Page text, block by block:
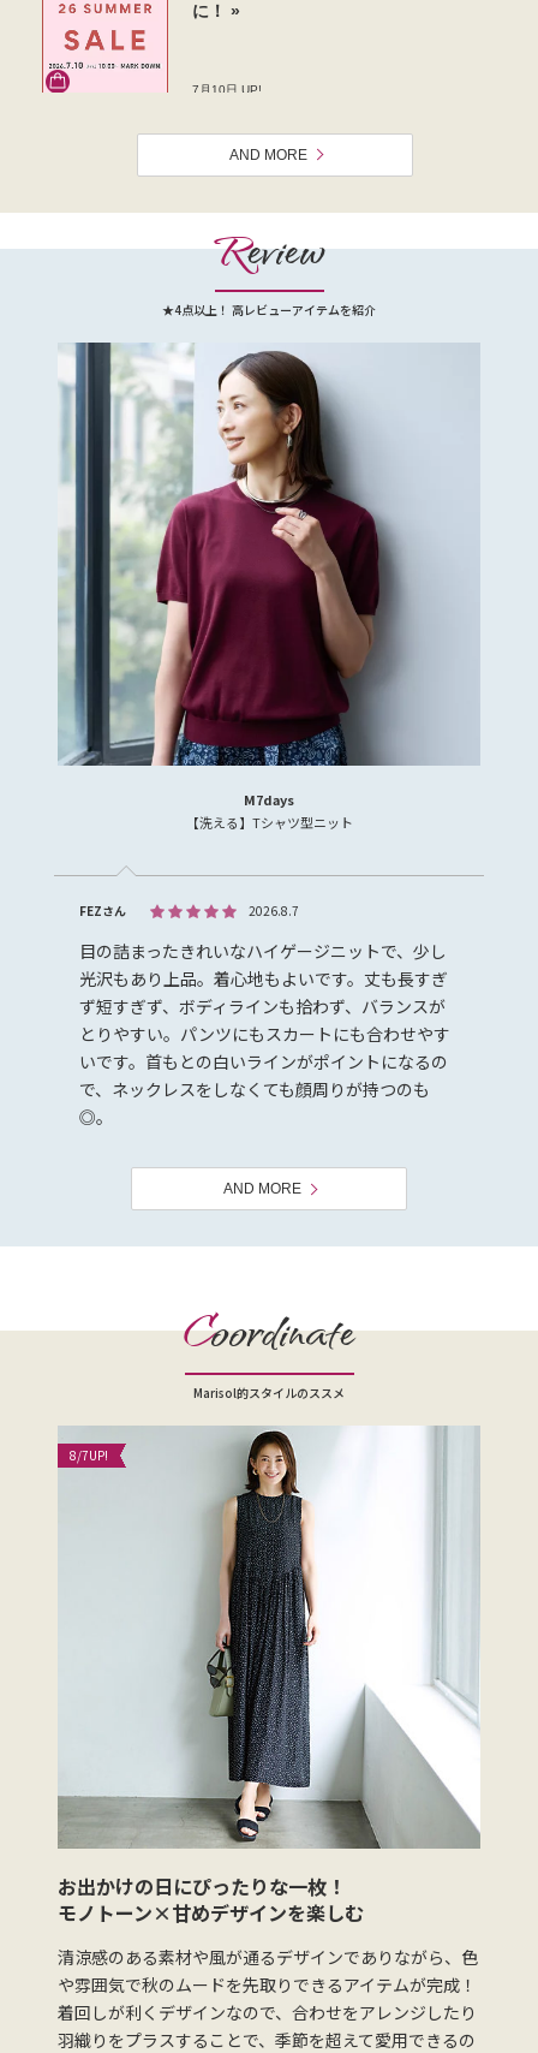
AND MORE
Review
★4点以上！ 高レビューアイテムを紹介
M7days
【洗える】Tシャツ型ニット
FEZさん 2026.8.7
目の詰まったきれいなハイゲージニットで、少し
光沢もあり上品。着心地もよいです。丈も長すぎ
ず短すぎず、ボディラインも拾わず、バランスが
とりやすい。パンツにもスカートにも合わせやす
いです。首もとの白いラインがポイントになるの
で、ネックレスをしなくても顔周りが持つのも
◎。
AND MORE
Coordinate
Marisol的スタイルのススメ
8/7UP!
お出かけの日にぴったりな一枚！
モノトーン×甘めデザインを楽しむ
清涼感のある素材や風が通るデザインでありながら、色
や雰囲気で秋のムードを先取りできるアイテムが完成！
着回しが利くデザインなので、合わせをアレンジしたり
羽織りをプラスすることで、季節を超えて愛用できるの